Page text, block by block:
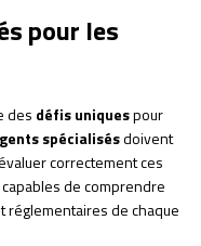
pour les
des défis uniquespour
spécialisésdoivent
correctement ces
de comprendre
réglementaires de chaque